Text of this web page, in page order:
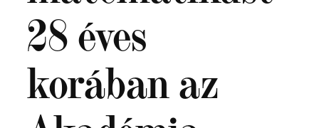
28 éves
korában az